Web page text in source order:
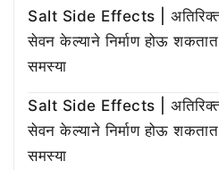
Salt Side Effects | अतिरिक्त
सेवन केल्याने निर्माण होऊ शकतात
समस्या
Salt Side Effects | अतिरिक्त
सेवन केल्याने निर्माण होऊ शकतात
समस्या